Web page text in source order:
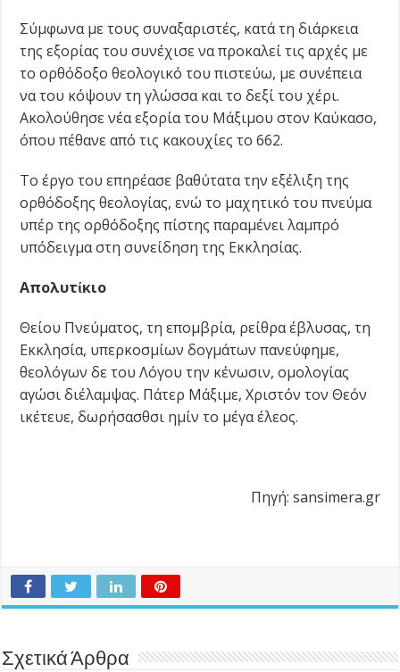
Σύμφωνα με τους συναξαριστές, κατά τη διάρκεια
της εξορίας του συνέχισε να προκαλεί τις αρχές με
το ορθόδοξο θεολογικό του πιστεύω, με συνέπεια
να του κόψουν τη γλώσσα και το δεξί του χέρι.
Ακολούθησε νέα εξορία του Μάξιμου στον Καύκασο,
όπου πέθανε από τις κακουχίες το 662.
Το έργο του επηρέασε βαθύτατα την εξέλιξη της
ορθόδοξης θεολογίας, ενώ το μαχητικό του πνεύμα
υπέρ της ορθόδοξης πίστης παραμένει λαμπρό
υπόδειγμα στη συνείδηση της Εκκλησίας.
Απολυτίκιο
Θείου Πνεύματος, τη επομβρία, ρείθρα έβλυσας, τη
Εκκλησία, υπερκοσμίων δογμάτων πανεύφημε,
θεολόγων δε του Λόγου την κένωσιν, ομολογίας
αγώσι διέλαμψας. Πάτερ Μάξιμε, Χριστόν τον Θεόν
ικέτευε, δωρήσασθσι ημίν το μέγα έλεος.
Πηγή: sansimera.gr
Σχετικά Άρθρα